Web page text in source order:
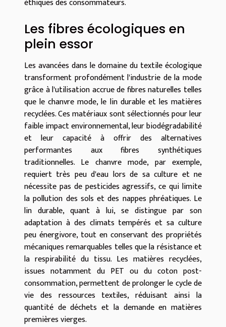
Les fibres écologiques en
plein essor
Les avancées dans le domaine du textile écologique
transforment profondément l'industrie de la mode
grâce à l'utilisation accrue de fibres naturelles telles
que le chanvre mode, le lin durable et les matières
recyclées. Ces matériaux sont sélectionnés pour leur
faible impact environnemental, leur biodégradabilité
et leur capacité à offrir des alternatives
performantes aux fibres synthétiques
traditionnelles. Le chanvre mode, par exemple,
requiert très peu d'eau lors de sa culture et ne
nécessite pas de pesticides agressifs, ce qui limite
la pollution des sols et des nappes phréatiques. Le
lin durable, quant à lui, se distingue par son
adaptation à des climats tempérés et sa culture
peu énergivore, tout en conservant des propriétés
mécaniques remarquables telles que la résistance et
la respirabilité du tissu. Les matières recyclées,
issues notamment du PET ou du coton post-
consommation, permettent de prolonger le cycle de
vie des ressources textiles, réduisant ainsi la
quantité de déchets et la demande en matières
premières vierges.